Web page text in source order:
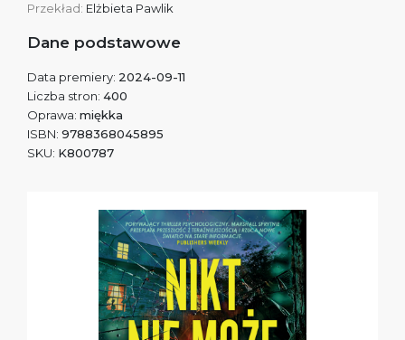
Przekład: Elżbieta Pawlik
Dane podstawowe
Data premiery: 2024-09-11
Liczba stron: 400
Oprawa: miękka
ISBN: 9788368045895
SKU: K800787